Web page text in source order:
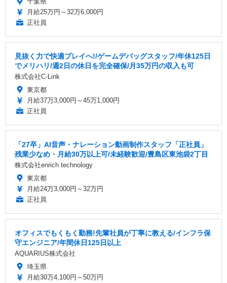
月給25万円～32万6,000円
正社員
見抜く力で快適プレイへ!/ゲームデバッグスタッフ/年休125日
でメリハリ/週2日の休日を完全確保/月35万円の収入も可
株式会社C-Link
東京都
月給37万3,000円～45万1,000円
正社員
「27卒」AI音声・ナレーション動画制作スタッフ「正社員」
残業少なめ・月給30万以上可/未経験歓迎/豊島区東池袋2丁目
株式会社enrich technology
東京都
月給24万3,000円～32万円
正社員
オフィスでもくもく勤務!先輩社員が丁寧に教える/インフラ保
守エンジニア/年間休日125日以上
AQUARIUS株式会社
埼玉県
月給30万4,100円～50万円